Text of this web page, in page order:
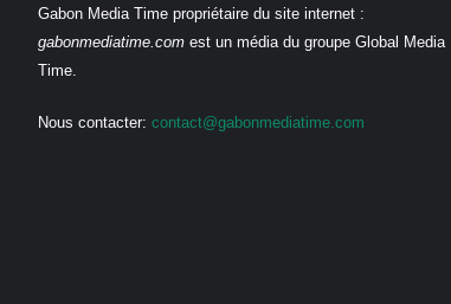
Gabon Media Time propriétaire du site internet :
gabonmediatime.comest un média du groupe Global Media
Time.
Nous contacter: contact@gabonmediatime.com